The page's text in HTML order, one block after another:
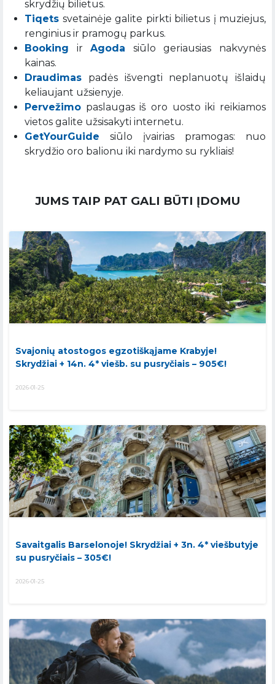
skrydžių bilietus.
Tiqets svetainėje galite pirkti bilietus į muziejus,
renginius ir pramogų parkus.
Booking irAgoda siūlo geriausias nakvynės
kainas.
Draudimas padės išvengti neplanuotų išlaidų
keliaujant užsienyje.
Pervežimo paslaugas iš oro uosto iki reikiamos
vietos galite užsisakyti internetu.
GetYourGuide siūlo įvairias pramogas: nuo
skrydžio oro balionu iki nardymo su rykliais!
JUMS TAIP PAT GALI BŪTI ĮDOMU
Svajonių atostogos egzotiškąjame Krabyje!
Skrydžiai + 14n. 4* viešb. su pusryčiais – 905€!
2026-01-25
Savaitgalis Barselonoje! Skrydžiai + 3n. 4* viešbutyje
su pusryčiais – 305€!
2026-01-25